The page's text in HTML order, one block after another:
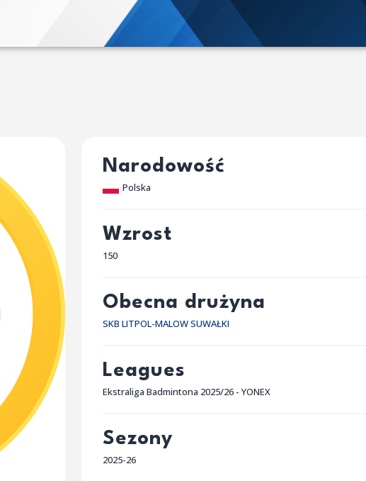
Narodowość
Polska
Wzrost
150
Obecna drużyna
SKB LITPOL-MALOW SUWAŁKI
Leagues
Ekstraliga Badmintona 2025/26 - YONEX
Sezony
2025-26